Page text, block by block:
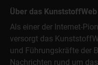
Über das KunststoffWeb
Als einer der Internet-
versorgt das
und Führungskräfte der
Nachrichten rund um